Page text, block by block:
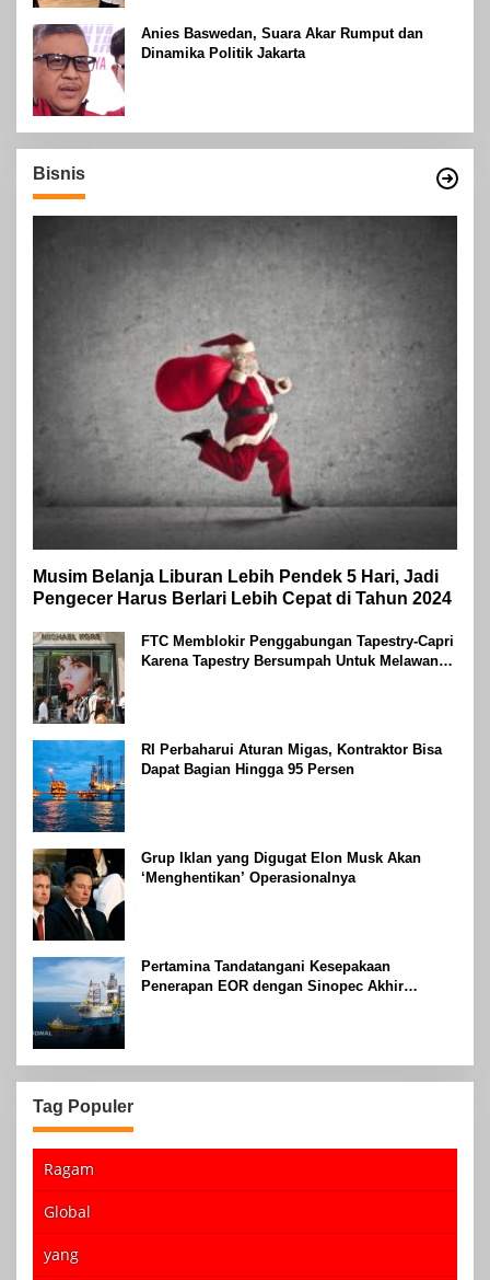
Anies Baswedan, Suara Akar Rumput dan
Dinamika Politik Jakarta
Bisnis
Musim Belanja Liburan Lebih Pendek 5 Hari, Jadi
Pengecer Harus Berlari Lebih Cepat di Tahun 2024
FTC Memblokir Penggabungan Tapestry-Capri
Karena Tapestry Bersumpah Untuk Melawan
RI Perbaharui Aturan Migas, Kontraktor Bisa
Dapat Bagian Hingga 95 Persen
Grup Iklan yang Digugat Elon Musk Akan
‘Menghentikan’ Operasionalnya
Pertamina Tandatangani Kesepakaan
Penerapan EOR dengan Sinopec Akhir
Tag Populer
Ragam
Global
yang